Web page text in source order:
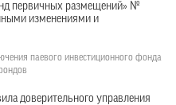
первичных размещений» №
изменениями и
паевого инвестиционного фонда
доверительного управления